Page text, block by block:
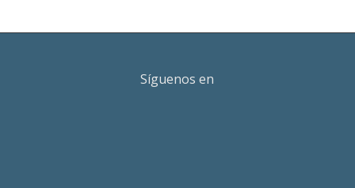
Síguenos en